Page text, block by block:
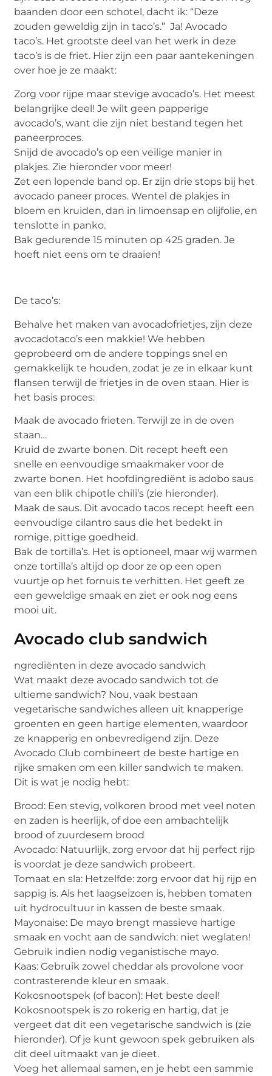
baanden door een schotel, dacht ik: “Deze
zouden geweldig zijn in taco’s.” Ja! Avocado
taco’s. Het grootste deel van het werk in deze
taco’s is de friet. Hier zijn een paar aantekeningen
over hoe je ze maakt:
Zorg voor rijpe maar stevige avocado’s. Het meest
belangrijke deel! Je wilt geen papperige
avocado’s, want die zijn niet bestand tegen het
paneerproces.
Snijd de avocado’s op een veilige manier in
plakjes. Zie hieronder voor meer!
Zet een lopende band op. Er zijn drie stops bij het
avocado paneer proces. Wentel de plakjes in
bloem en kruiden, dan in limoensap en olijfolie, en
tenslotte in panko.
Bak gedurende 15 minuten op 425 graden. Je
hoeft niet eens om te draaien!
De taco’s:
Behalve het maken van avocadofrietjes, zijn deze
avocadotaco’s een makkie! We hebben
geprobeerd om de andere toppings snel en
gemakkelijk te houden, zodat je ze in elkaar kunt
flansen terwijl de frietjes in de oven staan. Hier is
het basis proces:
Maak de avocado frieten. Terwijl ze in de oven
staan…
Kruid de zwarte bonen. Dit recept heeft een
snelle en eenvoudige smaakmaker voor de
zwarte bonen. Het hoofdingrediënt is adobo saus
van een blik chipotle chili’s (zie hieronder).
Maak de saus. Dit avocado tacos recept heeft een
eenvoudige cilantro saus die het bedekt in
romige, pittige goedheid.
Bak de tortilla’s. Het is optioneel, maar wij warmen
onze tortilla’s altijd op door ze op een open
vuurtje op het fornuis te verhitten. Het geeft ze
een geweldige smaak en ziet er ook nog eens
mooi uit.
Avocado club sandwich
ngrediënten in deze avocado sandwich
Wat maakt deze avocado sandwich tot de
ultieme sandwich? Nou, vaak bestaan
vegetarische sandwiches alleen uit knapperige
groenten en geen hartige elementen, waardoor
ze knapperig en onbevredigend zijn. Deze
Avocado Club combineert de beste hartige en
rijke smaken om een killer sandwich te maken.
Dit is wat je nodig hebt:
Brood: Een stevig, volkoren brood met veel noten
en zaden is heerlijk, of doe een ambachtelijk
brood of zuurdesem brood
Avocado: Natuurlijk, zorg ervoor dat hij perfect rijp
is voordat je deze sandwich probeert.
Tomaat en sla: Hetzelfde: zorg ervoor dat hij rijp en
sappig is. Als het laagseizoen is, hebben tomaten
uit hydrocultuur in kassen de beste smaak.
Mayonaise: De mayo brengt massieve hartige
smaak en vocht aan de sandwich: niet weglaten!
Gebruik indien nodig veganistische mayo.
Kaas: Gebruik zowel cheddar als provolone voor
contrasterende kleur en smaak.
Kokosnootspek (of bacon): Het beste deel!
Kokosnootspek is zo rokerig en hartig, dat je
vergeet dat dit een vegetarische sandwich is (zie
hieronder). Of je kunt gewoon spek gebruiken als
dit deel uitmaakt van je dieet.
Voeg het allemaal samen, en je hebt een sammie